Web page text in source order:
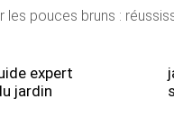
les pouces bruns :
expert
jardin